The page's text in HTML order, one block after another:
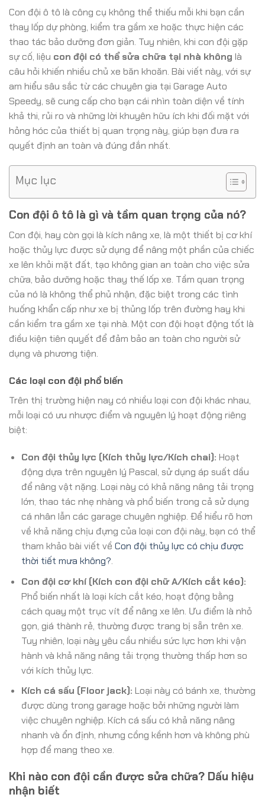
Con đội ô tô là công cụ không thể thiếu mỗi khi bạn cần
thay lốp dự phòng, kiểm tra gầm xe hoặc thực hiện các
thao tác bảo dưỡng đơn giản. Tuy nhiên, khi con đội gặp
sự cố, liệu con đội có thể sửa chữa tại nhà không là
câu hỏi khiến nhiều chủ xe băn khoăn. Bài viết này, với sự
am hiểu sâu sắc từ các chuyên gia tại Garage Auto
Speedy, sẽ cung cấp cho bạn cái nhìn toàn diện về tính
khả thi, rủi ro và những lời khuyên hữu ích khi đối mặt với
hỏng hóc của thiết bị quan trọng này, giúp bạn đưa ra
quyết định an toàn và đúng đắn nhất.
Mục lục
Con đội ô tô là gì và tầm quan trọng của nó?
Con đội, hay còn gọi là kích nâng xe, là một thiết bị cơ khí
hoặc thủy lực được sử dụng để nâng một phần của chiếc
xe lên khỏi mặt đất, tạo không gian an toàn cho việc sửa
chữa, bảo dưỡng hoặc thay thế lốp xe. Tầm quan trọng
của nó là không thể phủ nhận, đặc biệt trong các tình
huống khẩn cấp như xe bị thủng lốp trên đường hay khi
cần kiểm tra gầm xe tại nhà. Một con đội hoạt động tốt là
điều kiện tiên quyết để đảm bảo an toàn cho người sử
dụng và phương tiện.
Các loại con đội phổ biến
Trên thị trường hiện nay có nhiều loại con đội khác nhau,
mỗi loại có ưu nhược điểm và nguyên lý hoạt động riêng
biệt:
Con đội thủy lực (Kích thủy lực/Kích chai): Hoạt
động dựa trên nguyên lý Pascal, sử dụng áp suất dầu
để nâng vật nặng. Loại này có khả năng nâng tải trọng
lớn, thao tác nhẹ nhàng và phổ biến trong cả sử dụng
cá nhân lẫn các garage chuyên nghiệp. Để hiểu rõ hơn
về khả năng chịu đựng của loại con đội này, bạn có thể
tham khảo bài viết về Con đội thủy lực có chịu được
thời tiết mưa không?.
Con đội cơ khí (Kích con đội chữ A/Kích cắt kéo):
Phổ biến nhất là loại kích cắt kéo, hoạt động bằng
cách quay một trục vít để nâng xe lên. Ưu điểm là nhỏ
gọn, giá thành rẻ, thường được trang bị sẵn trên xe.
Tuy nhiên, loại này yêu cầu nhiều sức lực hơn khi vận
hành và khả năng nâng tải trọng thường thấp hơn so
với kích thủy lực.
Kích cá sấu (Floor jack): Loại này có bánh xe, thường
được dùng trong garage hoặc bởi những người làm
việc chuyên nghiệp. Kích cá sấu có khả năng nâng
nhanh và ổn định, nhưng cồng kềnh hơn và không phù
hợp để mang theo xe.
Khi nào con đội cần được sửa chữa? Dấu hiệu
nhận biết